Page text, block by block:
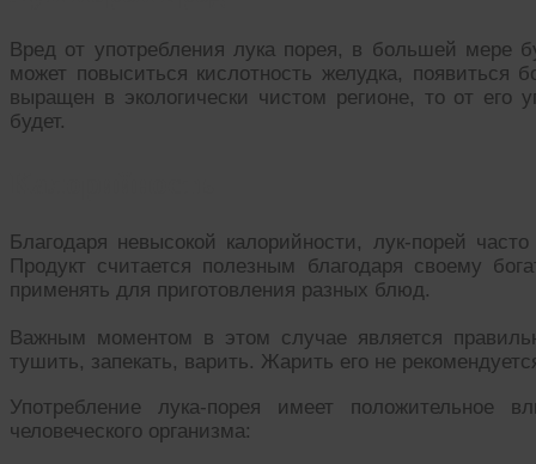
Вред от употребления лука порея, в большей мере
может повыситься кислотность желудка,
выращен в экологически чистом регионе, то от его
будет.
Благодаря невысокой калорийности, лук-порей
Продукт считается полезным благодаря своему
применять для приготовления разных блюд.
Важным моментом в этом случае является
тушить, запекать, варить. Жарить его не
Употребление лука-порея имеет положительное
человеческого организма: